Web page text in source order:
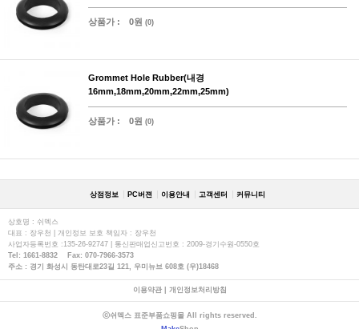
상품가 : 0원 (0)
Grommet Hole Rubber(내경
16mm,18mm,20mm,22mm,25mm)
상품가 : 0원 (0)
상점정보 PC버젼 이용안내 고객센터 커뮤니티
상호명 : 쉬멕스
대표 : 장우천 | 개인정보 보호 책임자 : 장우천
사업자등록번호 :135-26-92747 | 통신판매업신고번호 : 2009-경기수원-0550호
Tel: 1661-8832 Fax: 070-7966-3573
주소 : 경기 화성시 동탄대로23길 121, 우미뉴브 608호 (우)18468
이용약관| 개인정보처리방침
ⓒ쉬멕스 표준부품쇼핑몰 All rights reserved.